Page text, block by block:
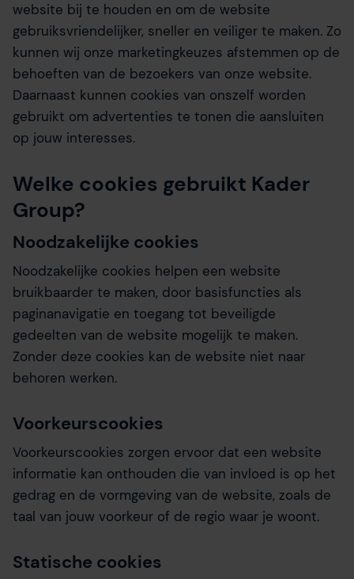
website bij te houden en om de website
gebruiksvriendelijker, sneller en veiliger te maken. Zo
kunnen wij onze marketingkeuzes afstemmen op de
behoeften van de bezoekers van onze website.
Daarnaast kunnen cookies van onszelf worden
gebruikt om advertenties te tonen die aansluiten
op jouw interesses.
Welke cookies gebruikt Kader
Group?
Noodzakelijke cookies
Noodzakelijke cookies helpen een website
bruikbaarder te maken, door basisfuncties als
paginanavigatie en toegang tot beveiligde
gedeelten van de website mogelijk te maken.
Zonder deze cookies kan de website niet naar
behoren werken.
Voorkeurscookies
Voorkeurscookies zorgen ervoor dat een website
informatie kan onthouden die van invloed is op het
gedrag en de vormgeving van de website, zoals de
taal van jouw voorkeur of de regio waar je woont.
Statische cookies